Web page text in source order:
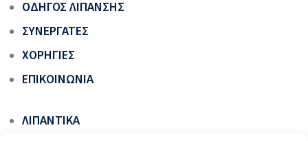
ΟΔΗΓΌΣ ΛΊΠΑΝΣΗΣ
ΣΥΝΕΡΓΆΤΕΣ
ΧΟΡΗΓΊΕΣ
ΕΠΙΚΟΙΝΩΝΊΑ
ΛΙΠΑΝΤΙΚΆ